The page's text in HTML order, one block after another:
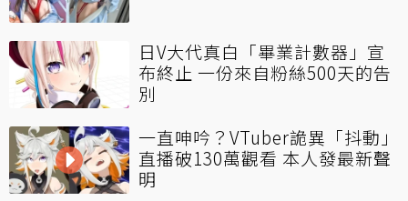
日V大代真白「畢業計數器」宣
布終止 一份來自粉絲500天的告
別
一直呻吟？VTuber詭異「抖動」
直播破130萬觀看 本人發最新聲
明